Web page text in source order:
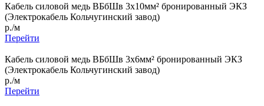
Кабель силовой медь ВБбШв 3x10мм² бронированный ЭКЗ
(Электрокабель Кольчугинский завод)
р./м
Перейти
Кабель силовой медь ВБбШв 3x6мм² бронированный ЭКЗ
(Электрокабель Кольчугинский завод)
р./м
Перейти